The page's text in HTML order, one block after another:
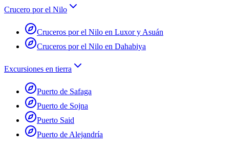
Crucero por el Nilo
Cruceros por el Nilo en Luxor y Asuán
Cruceros por el Nilo en Dahabiya
Excursiones en tierra
Puerto de Safaga
Puerto de Sojna
Puerto Said
Puerto de Alejandría